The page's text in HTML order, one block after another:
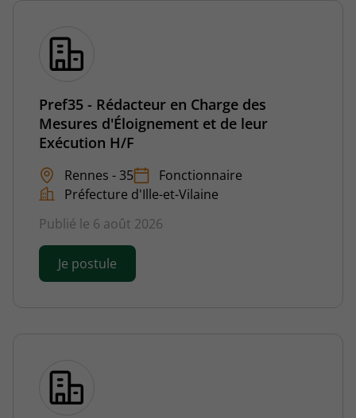
Pref35 - Rédacteur en Charge des
Mesures d'Éloignement et de leur
Exécution H/F
Rennes - 35
Fonctionnaire
Préfecture d'Ille-et-Vilaine
Publié le 6 août 2026
Je postule